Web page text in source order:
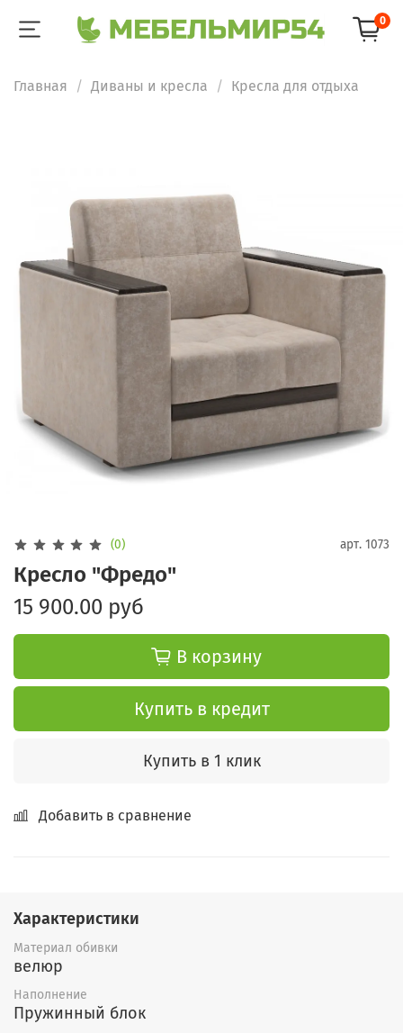
0
Главная Диваны и кресла Кресла для отдыха
(0) арт. 1073
Кресло "Фредо"
15 900.00 руб
В корзину
Купить в кредит
Купить в 1 клик
Добавить в сравнение
Характеристики
Материал обивки
велюр
Наполнение
Пружинный блок